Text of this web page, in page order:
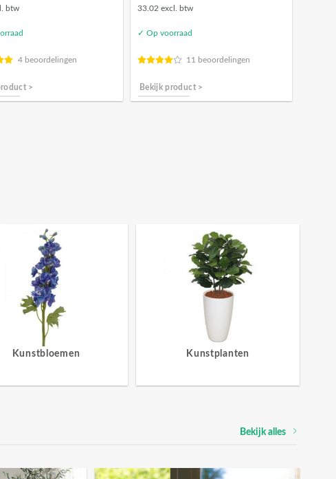
btw
4 beoordelingen
>
33.02 excl. btw
✓ Op voorraad
11 beoordelingen
Bekijk product >
Kunstbloemen Kunstplanten
Bekijk alles